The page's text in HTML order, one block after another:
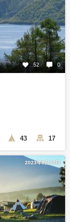
52 0
43 17
2023年8月13日